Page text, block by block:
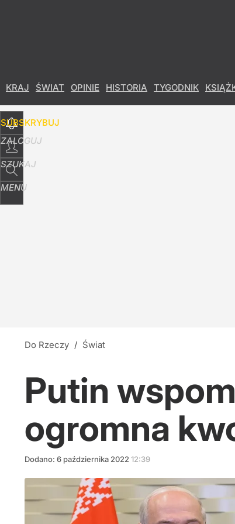
KRAJ ŚWIAT OPINIE HISTORIA TYGODNIK
SUBSKRYBUJ
ZALOGUJ
SZUKAJ
MENU
Do Rzeczy / Świat
Putin
ogromna
Dodano: 6 października 2022 12:39